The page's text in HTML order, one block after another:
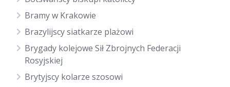
Bramy w Krakowie
Brazylijscy siatkarze plażowi
Brygady kolejowe Sił Zbrojnych Federacji
Rosyjskiej
Brytyjscy kolarze szosowi